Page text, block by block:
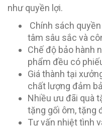
như quyền lợi.
Chính sách
tâm sâu sắc và
Chế độ bảo hành
phẩm đều có
Giá thành tại
chất lượng đảm
Nhiều ưu đãi quà
tặng gối ôm, tặng
Tư vấn nhiệt tình